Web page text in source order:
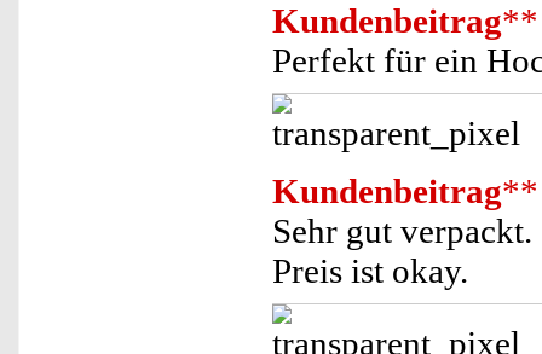
Kundenbeitrag**
Perfekt für ein
Kundenbeitrag**
Sehr gut
Preis ist okay.